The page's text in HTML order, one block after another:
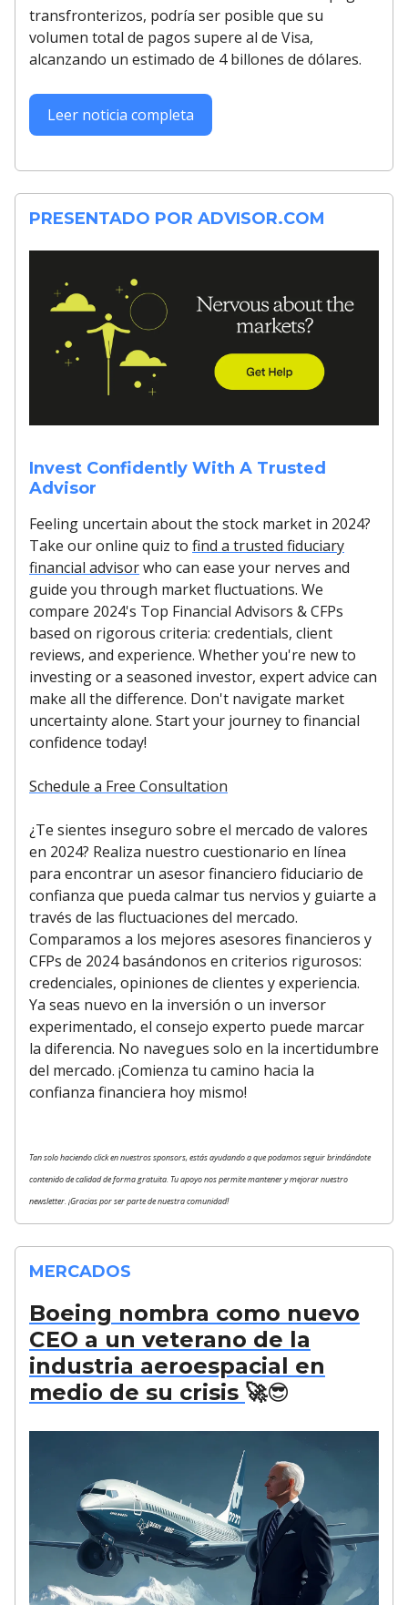
transfronterizos, podría ser posible que su
volumen total de pagos supere al de Visa,
alcanzando un estimado de 4 billones de dólares.
Leer noticia completa
PRESENTADO POR ADVISOR.COM
Invest Confidently With A Trusted
Advisor
Feeling uncertain about the stock market in 2024?
Take our online quiz to find a trusted fiduciary
financial advisorwho can ease your nerves and
guide you through market fluctuations. We
compare 2024's Top Financial Advisors & CFPs
based on rigorous criteria: credentials, client
reviews, and experience. Whether you're new to
investing or a seasoned investor, expert advice can
make all the difference. Don't navigate market
uncertainty alone. Start your journey to financial
confidence today!
Schedule a Free Consultation
¿Te sientes inseguro sobre el mercado de valores
en 2024? Realiza nuestro cuestionario en línea
para encontrar un asesor financiero fiduciario de
confianza que pueda calmar tus nervios y guiarte a
través de las fluctuaciones del mercado.
Comparamos a los mejores asesores financieros y
CFPs de 2024 basándonos en criterios rigurosos:
credenciales, opiniones de clientes y experiencia.
Ya seas nuevo en la inversión o un inversor
experimentado, el consejo experto puede marcar
la diferencia. No navegues solo en la incertidumbre
del mercado. ¡Comienza tu camino hacia la
confianza financiera hoy mismo!
Tan solo haciendo click en nuestros sponsors, estás ayudando a que podamos seguir brindándote
contenido de calidad de forma gratuita. Tu apoyo nos permite mantener y mejorar nuestro
newsletter. ¡Gracias por ser parte de nuestra comunidad!
MERCADOS
Boeing nombra como nuevo
CEO a un veterano de la
industria aeroespacial en
medio de su crisis 🚀😎